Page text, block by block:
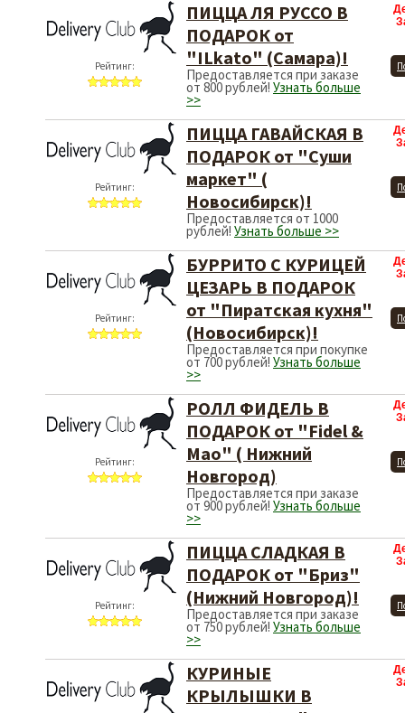
Рейтинг:
ПИЦЦА ЛЯ РУССО В
ПОДАРОК от
"ILkato" (Самара)!
Предоставляется при заказе
от 800 рублей! Узнать больше
>>
Рейтинг:
ПИЦЦА ГАВАЙСКАЯ В
ПОДАРОК от "Суши
маркет" (
Новосибирск)!
Предоставляется от 1000
рублей! Узнать больше >>
Рейтинг:
БУРРИТО С КУРИЦЕЙ
ЦЕЗАРЬ В ПОДАРОК
от "Пиратская кухня"
(Новосибирск)!
Предоставляется при покупке
от 700 рублей! Узнать больше
>>
Рейтинг:
РОЛЛ ФИДЕЛЬ В
ПОДАРОК от "Fidel &
Mao" ( Нижний
Новгород)
Предоставляется при заказе
от 900 рублей! Узнать больше
>>
Рейтинг:
ПИЦЦА СЛАДКАЯ В
ПОДАРОК от "Бриз"
(Нижний Новгород)!
Предоставляется при заказе
от 750 рублей! Узнать больше
>>
КУРИНЫЕ
КРЫЛЫШКИ В